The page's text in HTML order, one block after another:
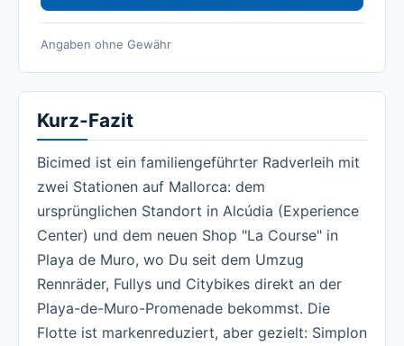
Kurz-Fazit
Bicimed ist ein familiengeführter Radverleih mit
zwei Stationen auf Mallorca: dem
ursprünglichen Standort in Alcúdia (Experience
Center) und dem neuen Shop "La Course" in
Playa de Muro, wo Du seit dem Umzug
Rennräder, Fullys und Citybikes direkt an der
Playa-de-Muro-Promenade bekommst. Die
Flotte ist markenreduziert, aber gezielt: Simplon
Angaben ohne Gewähr